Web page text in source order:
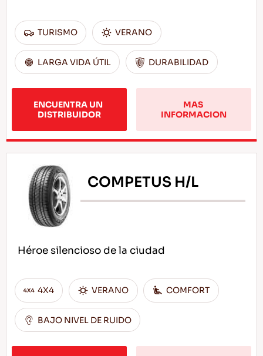
TURISMO VERANO
LARGA VIDA ÚTIL DURABILIDAD
ENCUENTRA UN
DISTRIBUIDOR
MAS
INFORMACION
COMPETUS H/L
Héroe silencioso de la ciudad
4X4 VERANO COMFORT
BAJO NIVEL DE RUIDO